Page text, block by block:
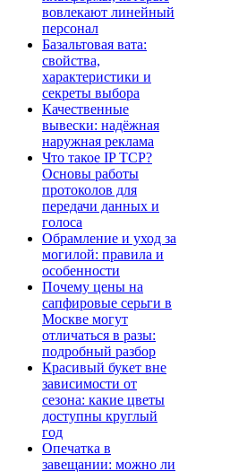
вовлекают линейный
персонал
Базальтовая вата:
свойства,
характеристики и
секреты выбора
Качественные
вывески: надёжная
наружная реклама
Что такое IP TCP?
Основы работы
протоколов для
передачи данных и
голоса
Обрамление и уход за
могилой: правила и
особенности
Почему цены на
сапфировые серьги в
Москве могут
отличаться в разы:
подробный разбор
Красивый букет вне
зависимости от
сезона: какие цветы
доступны круглый
год
Опечатка в
завещании: можно ли